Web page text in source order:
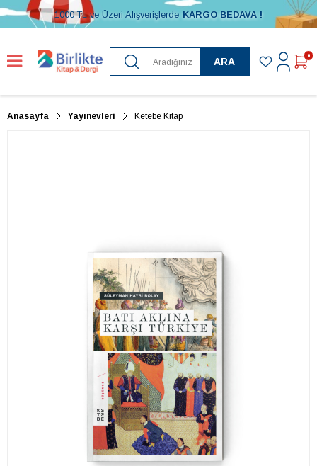
1000 TL ve Üzeri Alışverişlerde KARGO BEDAVA !
ARA
0
Anasayfa Yayınevleri Ketebe Kitap